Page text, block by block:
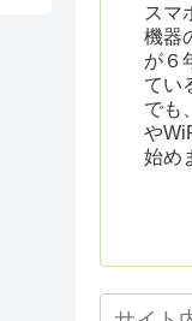
スマ
機器
が６
てい
でも
や
始め